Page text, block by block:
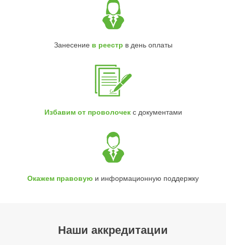
Занесение в реестр в день оплаты
Избавим от проволочекс документами
Окажем правовую и информационную поддержку
Наши аккредитации